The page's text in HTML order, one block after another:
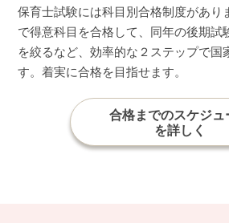
保育士試験には科目別合格制度があり
で得意科目を合格して、同年の後期試
を絞るなど、効率的な２ステップで国
す。着実に合格を目指せます。
合格までのスケジュ
を詳しく